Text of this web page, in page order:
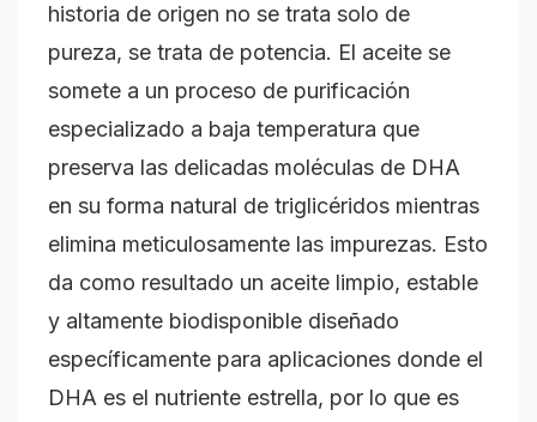
historia de origen no se trata solo de
pureza, se trata de potencia. El aceite se
somete a un proceso de purificación
especializado a baja temperatura que
preserva las delicadas moléculas de DHA
en su forma natural de triglicéridos mientras
elimina meticulosamente las impurezas. Esto
da como resultado un aceite limpio, estable
y altamente biodisponible diseñado
específicamente para aplicaciones donde el
DHA es el nutriente estrella, por lo que es